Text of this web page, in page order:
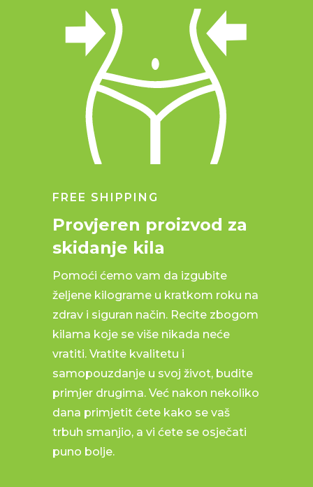
FREE SHIPPING
Provjeren proizvod za
skidanje kila
Pomoći ćemo vam da izgubite
željene kilograme u kratkom roku na
zdrav i siguran način. Recite zbogom
kilama koje se više nikada neće
vratiti. Vratite kvalitetu i
samopouzdanje u svoj život, budite
primjer drugima. Već nakon nekoliko
dana primjetit ćete kako se vaš
trbuh smanjio, a vi ćete se osječati
puno bolje.